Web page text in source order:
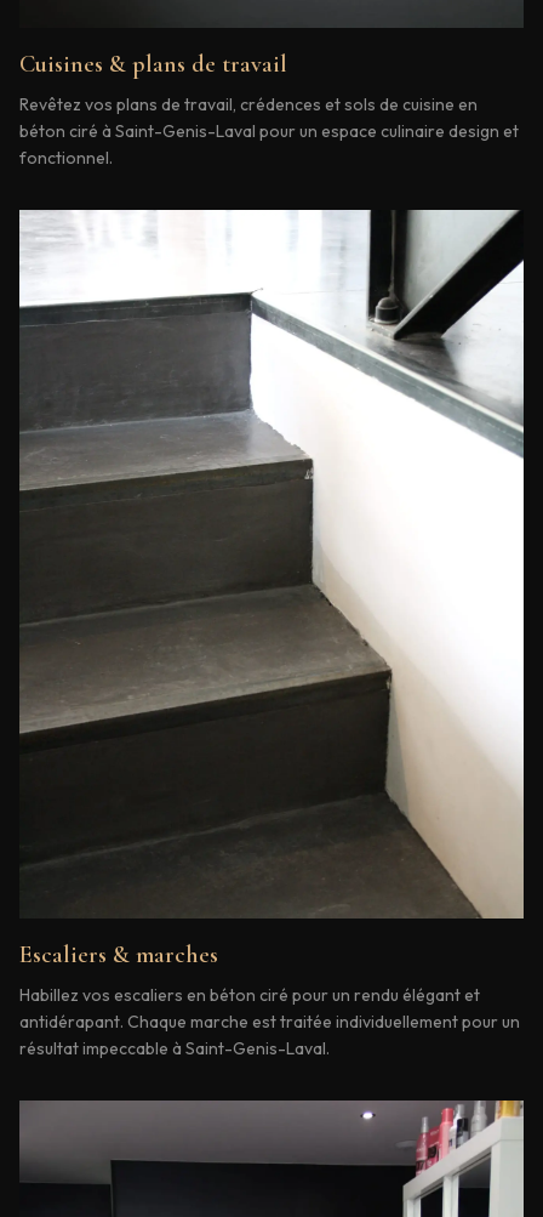
Cuisines & plans de travail
Revêtez vos plans de travail, crédences et sols de cuisine en
béton ciré à Saint-Genis-Laval pour un espace culinaire design et
fonctionnel.
Escaliers & marches
Habillez vos escaliers en béton ciré pour un rendu élégant et
antidérapant. Chaque marche est traitée individuellement pour un
résultat impeccable à Saint-Genis-Laval.